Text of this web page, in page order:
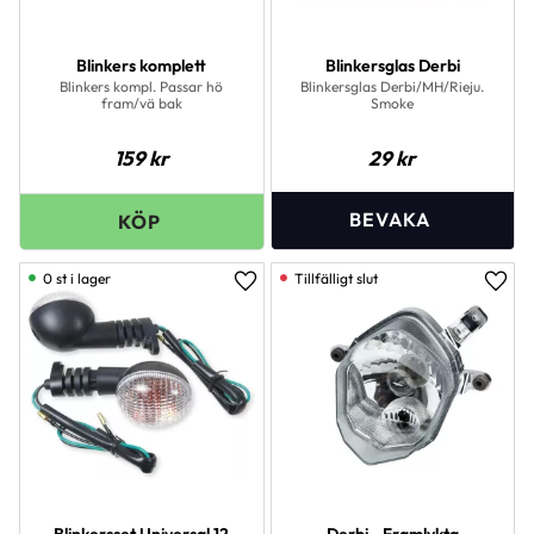
Blinkers komplett
Blinkers kompl. Passar hö
fram/vä bak
159kr
Blinkersglas Derbi
Blinkersglas Derbi/MH/Rieju.
Smoke
29kr
Lägg till i favoriter
0 st i lager